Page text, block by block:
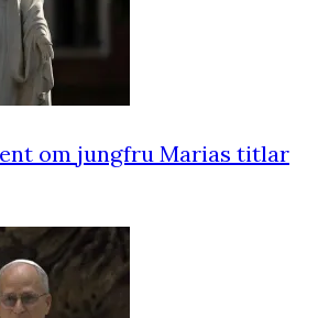
om jungfru Marias titlar